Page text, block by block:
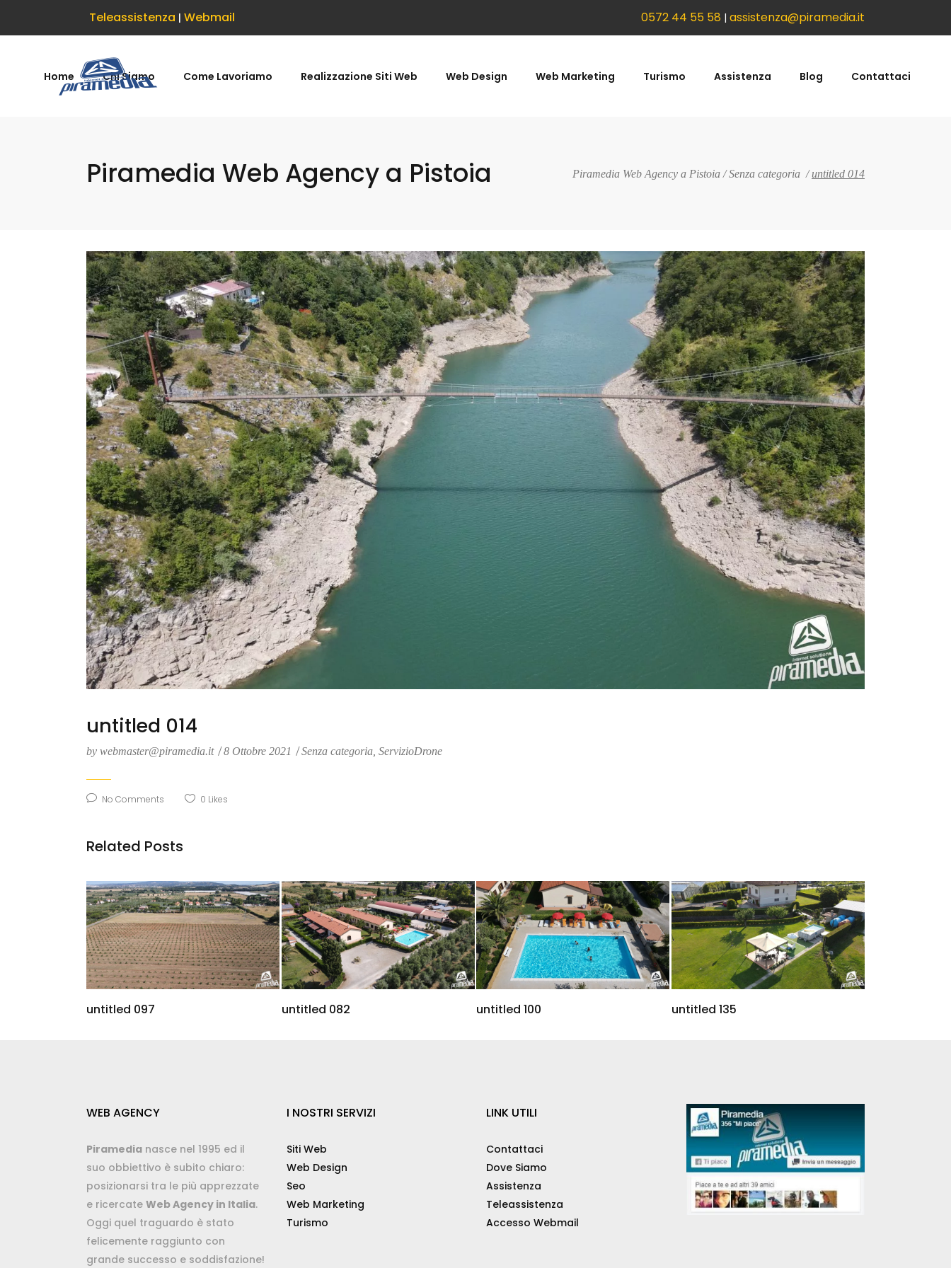
Teleassistenza | Webmail 0572 44 55 58 | assistenza@piramedia.it
Home Chi Siamo Come Lavoriamo Realizzazione Siti Web Web Design Web Marketing Turismo Assistenza Blog Contattaci
Piramedia Web Agency a Pistoia Piramedia Web Agency a Pistoia /Senza categoria /untitled 014
untitled 014
by webmaster@piramedia.it 8 Ottobre 2021 Senza categoria ServizioDrone
No Comments 0 Likes
Related Posts
untitled 097 untitled 082 untitled 100 untitled 135
WEB AGENCY
Piramedia nasce nel 1995 ed il
suo obbiettivo è subito chiaro:
posizionarsi tra le più apprezzate
e ricercate Web Agency in Italia.
Oggi quel traguardo è stato
felicemente raggiunto con
grande successo e soddisfazione!
I NOSTRI SERVIZI
Siti Web
Web Design
Seo
Web Marketing
Turismo
LINK UTILI
Contattaci
Dove Siamo
Assistenza
Teleassistenza
Accesso Webmail